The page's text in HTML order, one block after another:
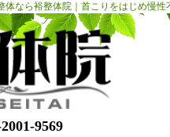
体なら裕整体院｜首こりをはじめ慢
9569